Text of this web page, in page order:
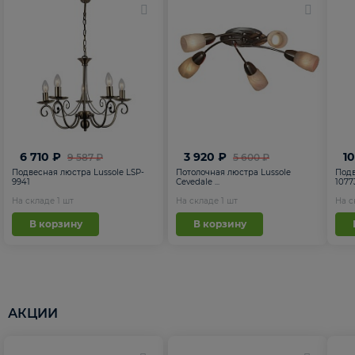
9 587 ₽
6 710 ₽
Подвесная люстра Lussole LSP-
9941
На складе 1 шт
В корзину
5 600 ₽
3 920 ₽
Потолочная люстра Lussole
Cevedale ...
На складе 1 шт
В корзину
На
АКЦИИ